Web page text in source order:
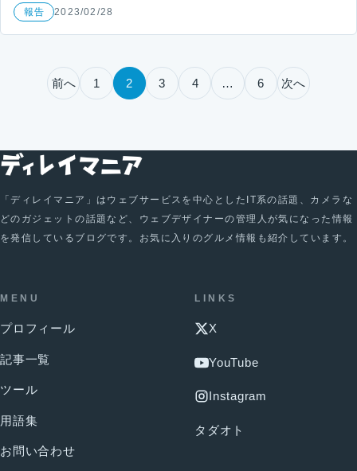
報告 2023/02/28
投稿のページ送り
前へ 1 2 3 4 … 6 次へ
「ディレイマニア」はウェブサービスを中心としたIT系の話題、カメラな
どのガジェットの話題など、ウェブデザイナーの管理人が気になった情報
を発信しているブログです。お気に入りのグルメ情報も紹介しています。
MENU
プロフィール
記事一覧
ツール
用語集
お問い合わせ
LINKS
X
YouTube
Instagram
タダオト